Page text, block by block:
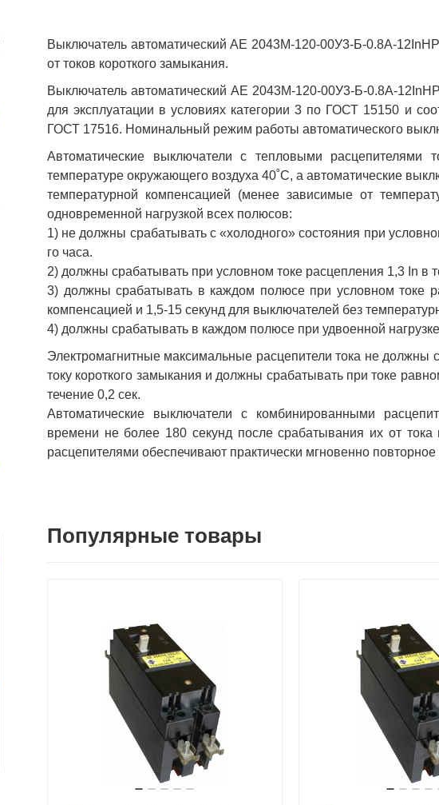
Выключатель автоматический АЕ 2043М-120-00У3-Б-0.8А-
от токов короткого замыкания.
Выключатель автоматический АЕ 2043М-120-00У3-Б-0.8А-
для эксплуатации в условиях категории 3 по ГОСТ 15150 и
ГОСТ 17516. Номинальный режим работы автоматического
Автоматические выключатели с тепловыми расцепителями
температуре окружающего воздуха 40˚С, а автоматические
температурной компенсацией (менее зависимые от
одновременной нагрузкой всех полюсов:
1) не должны срабатывать с «холодного» состояния при
го часа.
2) должны срабатывать при условном токе расцепления 1,3 In в
3) должны срабатывать в каждом полюсе при условном токе
компенсацией и 1,5-15 секунд для выключателей без
4) должны срабатывать в каждом полюсе при удвоенной
Электромагнитные максимальные расцепители тока не
току короткого замыкания и должны срабатывать при токе
течение 0,2 сек.
Автоматические выключатели с комбинированными
времени не более 180 секунд после срабатывания их от тока
расцепителями обеспечивают практически мгновенно
Популярные товары